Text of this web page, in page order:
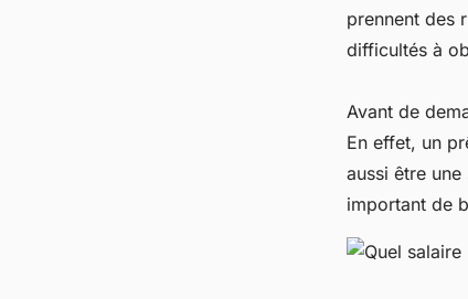
prennent des
difficultés à
Avant de
En effet, un
aussi être
important de